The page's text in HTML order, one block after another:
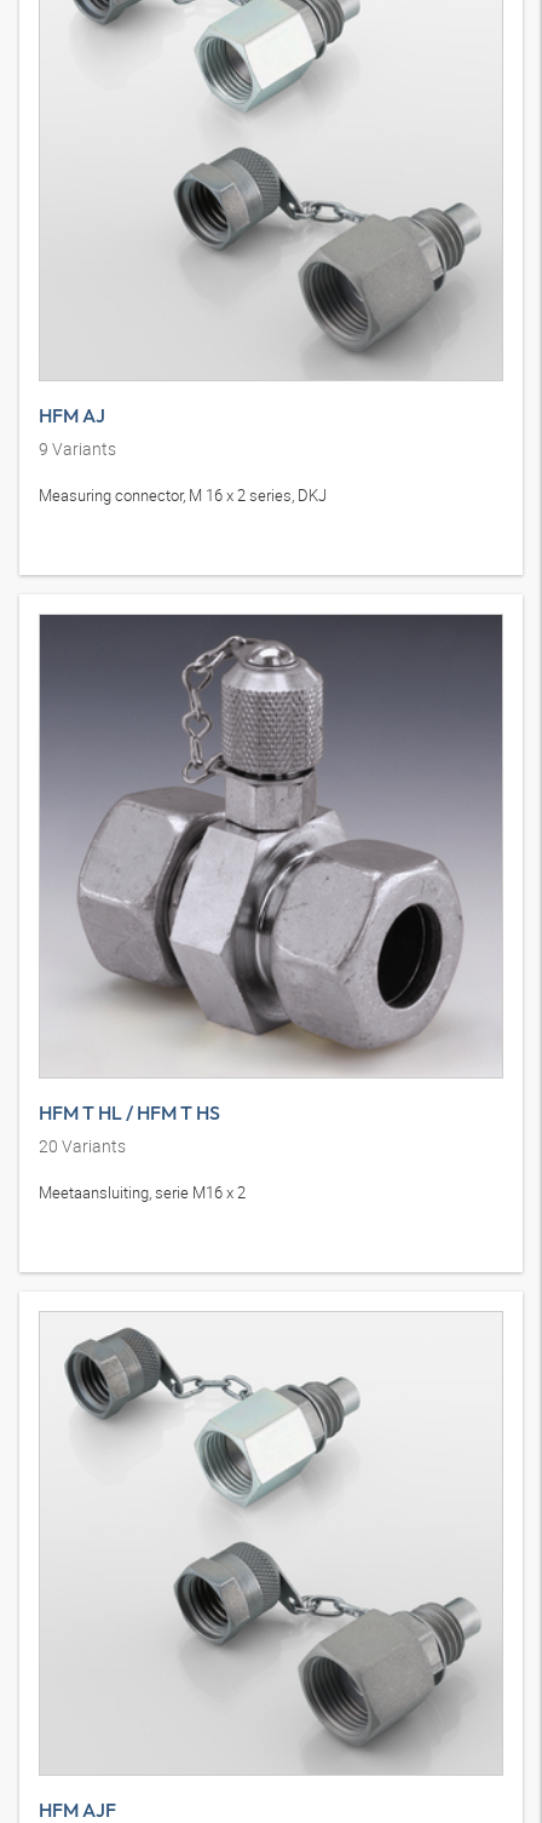
HFM AJ
9 Variants
Measuring connector, M 16 x 2 series, DKJ
HFM T HL / HFM T HS
20 Variants
Meetaansluiting, serie M16 x 2
HFM AJF